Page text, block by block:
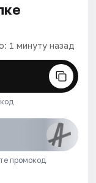
1 минуту назад
промокод